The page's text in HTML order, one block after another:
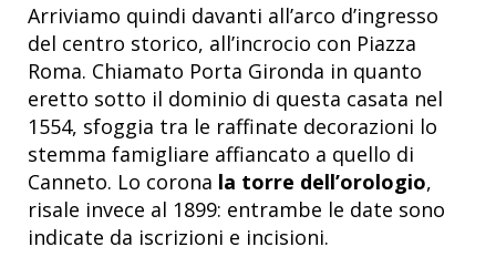
Arriviamo quindi davanti all’arco d’ingresso
del centro storico, all’incrocio con Piazza
Roma. Chiamato Porta Gironda in quanto
eretto sotto il dominio di questa casata nel
1554, sfoggia tra le raffinate decorazioni lo
stemma famigliare affiancato a quello di
Canneto. Lo corona la torre dell’orologio,
risale invece al 1899: entrambe le date sono
indicate da iscrizioni e incisioni.